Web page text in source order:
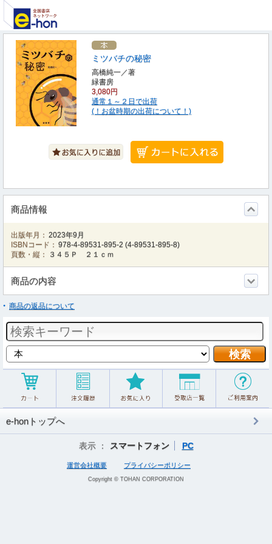
ミツバチの秘密
高橋純一／著
緑書房
3,080円
通常１～２日で出荷
(！お盆時期の出荷について！)
商品情報
出版年月： 2023年9月
ISBNコード： 978-4-89531-895-2 (4-89531-895-8)
頁数・縦：
３４５Ｐ ２１ｃｍ
商品の内容
商品の返品について
e-honトップへ
表示 ： スマートフォン PC
運営会社概要 プライバシーポリシー
Copyright © TOHAN CORPORATION